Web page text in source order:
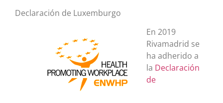
Declaración de Luxemburgo
En 2019
Rivamadrid se
ha adherido a
la Declaración
de